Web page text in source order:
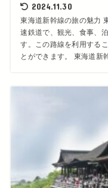
2024.11.30
東海道新幹線の旅の魅力
速鉄道で、観光、食事、
す。この路線を利用する
とができます。 東海道新